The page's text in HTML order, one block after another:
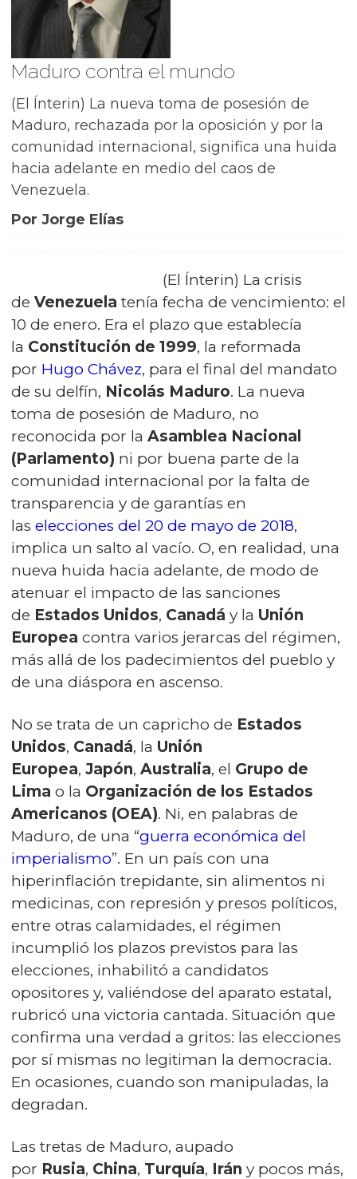
Maduro contra el mundo
(El Ínterin) La nueva toma de posesión de
Maduro, rechazada por la oposición y por la
comunidad internacional, significa una huida
hacia adelante en medio del caos de
Venezuela.
Por Jorge Elías
(El Ínterin) La crisis
de Venezuela tenía fecha de vencimiento: el
10 de enero. Era el plazo que establecía
la Constitución de 1999, la reformada
por Hugo Chávez, para el final del mandato
de su delfín, Nicolás Maduro. La nueva
toma de posesión de Maduro, no
reconocida por la Asamblea Nacional
(Parlamento) ni por buena parte de la
comunidad internacional por la falta de
transparencia y de garantías en
las elecciones del 20 de mayo de 2018,
implica un salto al vacío. O, en realidad, una
nueva huida hacia adelante, de modo de
atenuar el impacto de las sanciones
de Estados Unidos, Canadá y la Unión
Europea contra varios jerarcas del régimen,
más allá de los padecimientos del pueblo y
de una diáspora en ascenso.
No se trata de un capricho de Estados
Unidos, Canadá, la Unión
Europea, Japón, Australia, el Grupo de
Lima o la Organización de los Estados
Americanos (OEA). Ni, en palabras de
Maduro, de una “guerra económica del
imperialismo”. En un país con una
hiperinflación trepidante, sin alimentos ni
medicinas, con represión y presos políticos,
entre otras calamidades, el régimen
incumplió los plazos previstos para las
elecciones, inhabilitó a candidatos
opositores y, valiéndose del aparato estatal,
rubricó una victoria cantada. Situación que
confirma una verdad a gritos: las elecciones
por sí mismas no legitiman la democracia.
En ocasiones, cuando son manipuladas, la
degradan.
Las tretas de Maduro, aupado
por Rusia, China, Turquía, Irán y pocos más,